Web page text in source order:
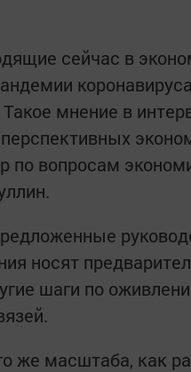
сейчас в
мнение в
по вопросам
носят
шаги по
же масштаба, как